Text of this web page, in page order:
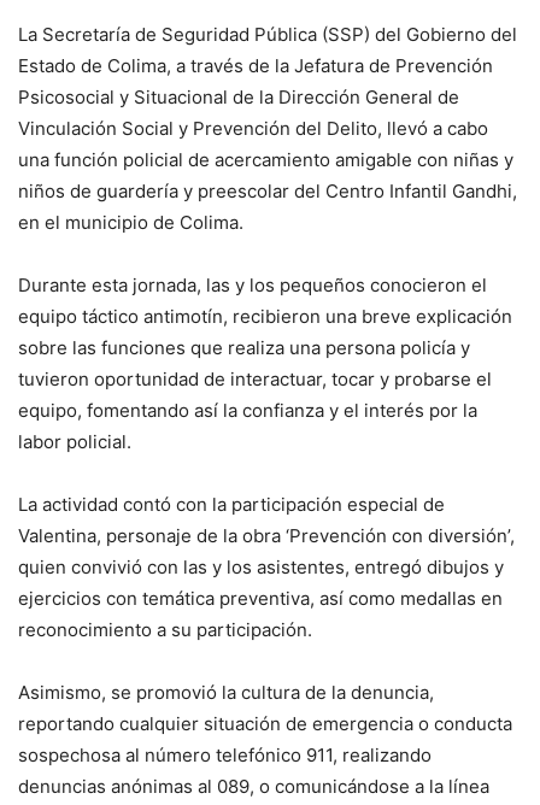
La Secretaría de Seguridad Pública (SSP) del Gobierno del
Estado de Colima, a través de la Jefatura de Prevención
Psicosocial y Situacional de la Dirección General de
Vinculación Social y Prevención del Delito, llevó a cabo
una función policial de acercamiento amigable con niñas y
niños de guardería y preescolar del Centro Infantil Gandhi,
en el municipio de Colima.
Durante esta jornada, las y los pequeños conocieron el
equipo táctico antimotín, recibieron una breve explicación
sobre las funciones que realiza una persona policía y
tuvieron oportunidad de interactuar, tocar y probarse el
equipo, fomentando así la confianza y el interés por la
labor policial.
La actividad contó con la participación especial de
Valentina, personaje de la obra ‘Prevención con diversión’,
quien convivió con las y los asistentes, entregó dibujos y
ejercicios con temática preventiva, así como medallas en
reconocimiento a su participación.
Asimismo, se promovió la cultura de la denuncia,
reportando cualquier situación de emergencia o conducta
sospechosa al número telefónico 911, realizando
denuncias anónimas al 089, o comunicándose a la línea